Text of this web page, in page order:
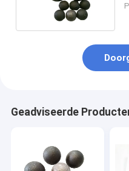
Geadviseerde